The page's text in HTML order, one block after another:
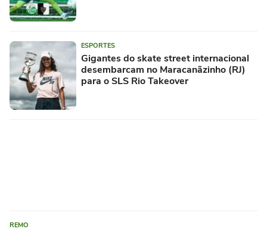
ESPORTES
Gigantes do skate street internacional
desembarcam no Maracanãzinho (RJ)
para o SLS Rio Takeover
REMO